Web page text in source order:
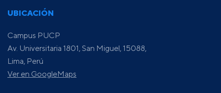
UBICACIÓN
Campus PUCP
Av. Universitaria 1801, San Miguel, 15088,
Lima, Perú
Ver en GoogleMaps